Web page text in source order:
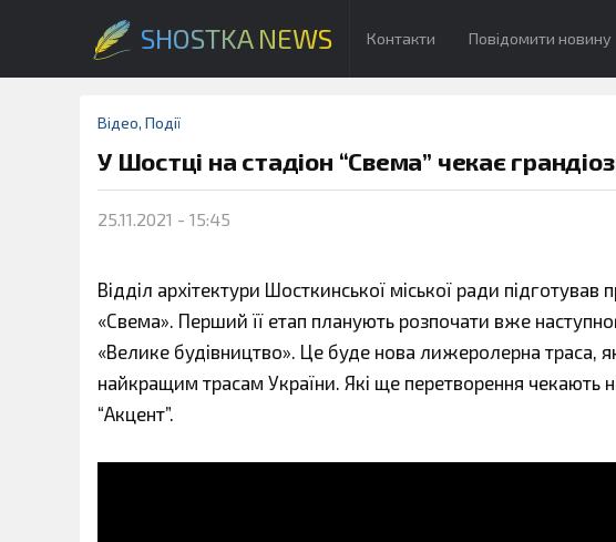
SHOSTKA NEWS Контакти Повідомити новину
Відео, Події
У Шостці на стадіон “Свема” чекає
25.11.2021 - 15:45
Відділ архітектури Шосткинської міської ради підготував
«Свема». Перший її етап планують розпочати вже
«Велике будівництво». Це буде нова лижеролерна траса,
найкращим трасам України. Які ще перетворення чекають
“Акцент”.